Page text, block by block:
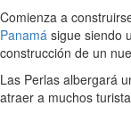
Comienza a
Panamá sigue siendo
construcción de un
Las Perlas albergará
atraer a muchos